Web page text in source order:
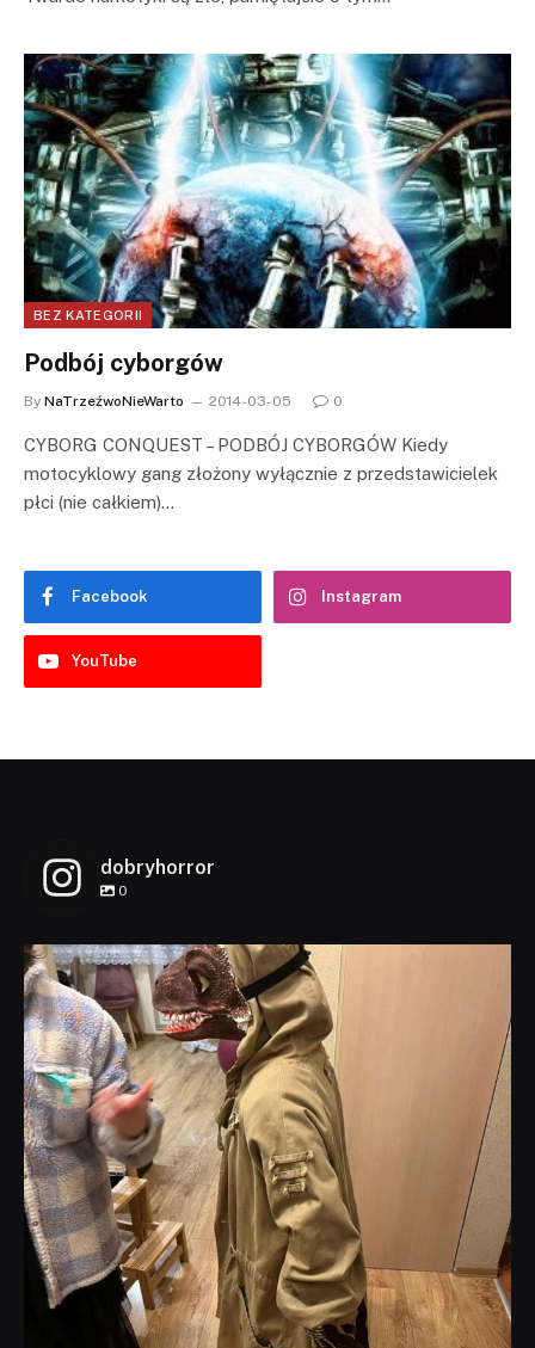
BEZ KATEGORII
Podbój cyborgów
By NaTrzeźwoNieWarto 2014-03-05 0
CYBORG CONQUEST – PODBÓJ CYBORGÓW Kiedy
motocyklowy gang złożony wyłącznie z przedstawicielek
płci (nie całkiem)…
Facebook Instagram
YouTube
dobryhorror
0
dobryhorror
Lis 1